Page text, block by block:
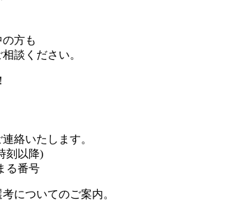
方も
談ください。
絡いたします。
刻以降)
る番号
についてのご案内。